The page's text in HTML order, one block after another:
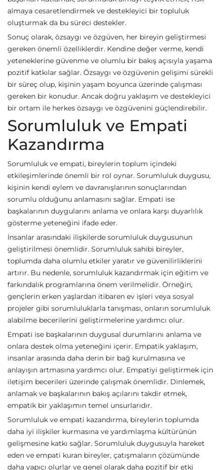
almaya cesaretlendirmek ve destekleyici bir topluluk
oluşturmak da bu süreci destekler.
Sonuç olarak, özsaygı ve özgüven, her bireyin geliştirmesi
gereken önemli özelliklerdir. Kendine değer verme, kendi
yeteneklerine güvenme ve olumlu bir bakış açısıyla yaşama
pozitif katkılar sağlar. Özsaygı ve özgüvenin gelişimi sürekli
bir süreç olup, kişinin yaşam boyunca üzerinde çalışması
gereken bir konudur. Ancak doğru yaklaşım ve destekleyici
bir ortam ile herkes özsaygı ve özgüvenini güçlendirebilir.
Sorumluluk ve Empati
Kazandırma
Sorumluluk ve empati, bireylerin toplum içindeki
etkileşimlerinde önemli bir rol oynar. Sorumluluk duygusu,
kişinin kendi eylem ve davranışlarının sonuçlarından
sorumlu olduğunu anlamasını sağlar. Empati ise
başkalarının duygularını anlama ve onlara karşı duyarlılık
gösterme yeteneğini ifade eder.
İnsanlar arasındaki ilişkilerde sorumluluk duygusunun
geliştirilmesi önemlidir. Sorumluluk sahibi bireyler,
toplumda daha olumlu etkiler yaratır ve güvenilirliklerini
artırır. Bu nedenle, sorumluluk kazandırmak için eğitim ve
farkındalık programlarına önem verilmelidir. Örneğin,
gençlerin erken yaşlardan itibaren ev işleri veya sosyal
projeler gibi sorumluluklarla tanışması, onların sorumluluk
alabilme becerilerini geliştirmelerine yardımcı olur.
Empati ise başkalarının duygusal durumlarını anlama ve
onlara destek olma yeteneğini içerir. Empatik yaklaşım,
insanlar arasında daha derin bir bağ kurulmasına ve
anlayışın artmasına yardımcı olur. Empatiyi geliştirmek için
iletişim becerileri üzerinde çalışmak önemlidir. Dinlemek,
anlamak ve başkalarının bakış açılarını takdir etmek,
empatik bir yaklaşımın temel unsurlarıdır.
Sorumluluk ve empati kazandırma, bireylerin toplumda
daha iyi ilişkiler kurmasına ve yardımlaşma kültürünün
gelişmesine katkı sağlar. Sorumluluk duygusuyla hareket
eden ve empati kuran bireyler, çatışmaların çözümünde
daha yapıcı olurlar ve genel olarak daha pozitif bir etki